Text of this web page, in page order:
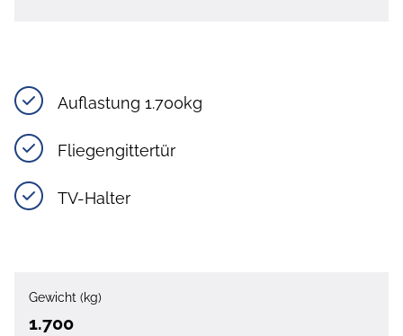
Auflastung 1.700kg
Fliegengittertür
TV-Halter
Gewicht (kg)
1.700